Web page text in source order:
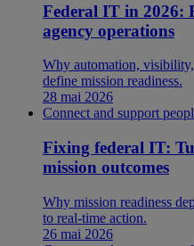
Federal IT in 2026:
agency operations
Why automation,
define mission readiness.
28 mai 2026
Connect and support
Fixing federal IT:
mission outcomes
Why mission readiness
to real-time action.
26 mai 2026